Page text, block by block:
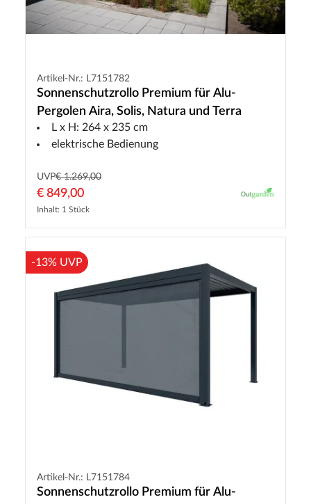
Artikel-Nr.: L7151782
Sonnenschutzrollo Premium für Alu-
Pergolen Aira, Solis, Natura und Terra
L x H: 264 x 235 cm
elektrische Bedienung
UVP€ 1.269,00
€ 849,00
Inhalt: 1 Stück
-13% UVP
Artikel-Nr.: L7151784
Sonnenschutzrollo Premium für Alu-